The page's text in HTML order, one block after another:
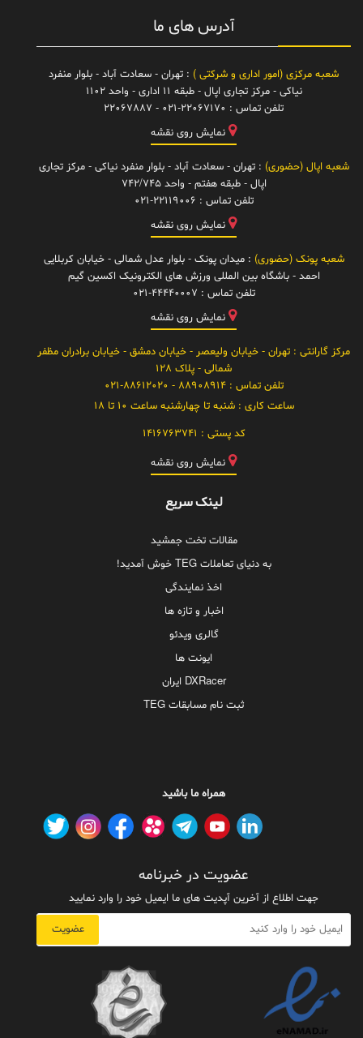
آدرس های ما
شعبه مرکزی (امور اداری و شرکتی ) : تهران - سعادت آباد - بلوار منفرد
نیاکی - مرکز تجاری اپال - طبقه 11 اداری - واحد 1102
تلفن تماس : 021-22067170 - 22067887
نمایش روی نقشه
شعبه اپال (حضوری) : تهران - سعادت آباد - بلوار منفرد نیاکی - مرکز تجاری
اپال - طبقه هفتم - واحد 742/745
تلفن تماس : 021-22119006
نمایش روی نقشه
شعبه پونک (حضوری) : میدان پونک - بلوار عدل شمالی - خیابان کربلایی
احمد - باشگاه بین المللی ورزش های الکترونیک اکسین گیم
تلفن تماس : 021-44440007
نمایش روی نقشه
مرکز گارانتی : تهران - خیابان ولیعصر - خیابان دمشق - خیابان برادران مظفر
شمالی - پلاک 128
تلفن تماس :88908914 - 021-88612020
ساعت کاری :شنبه تا چهارشنبه ساعت 10 تا 18
کد پستی : 1416763741
نمایش روی نقشه
لینک سریع
مقالات تخت جمشید
به دنیای تعاملات TEG خوش آمدید!
اخذ نمایندگی
اخبار و تازه ها
گالری ویدئو
ایونت ها
DXRacer ایران
ثبت نام مسابقات TEG
همراه ما باشید
عضویت در خبرنامه
جهت اطلاع از آخرین آپدیت های ما ایمیل خود را وارد نمایید
عضویت